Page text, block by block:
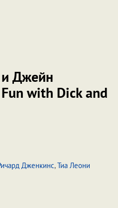
Джейн
with Dick and
Дженкинс,Тиа Леони